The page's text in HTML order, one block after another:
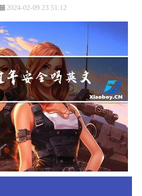
2024-02-09 23:51:12